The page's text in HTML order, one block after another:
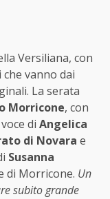
Versiliana, con
vanno dai
La serata
Morricone, con
di Angelica
di Novara e
Susanna
di Morricone. Un
subito grande